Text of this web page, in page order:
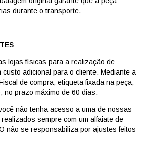
durante o transporte.
lojas físicas para a realização de
adicional para o cliente. Mediante a
de compra, etiqueta fixada na peça,
no prazo máximo de 60 dias.
não tenha acesso a uma de nossas
sempre com um alfaiate de
não se responsabiliza por ajustes feitos